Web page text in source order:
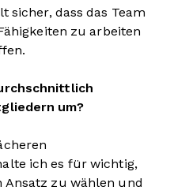
sicher, dass das Team
zu arbeiten
um?
ich es für wichtig,
zu wählen und